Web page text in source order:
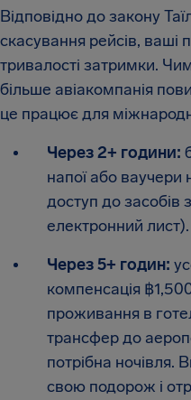
Відповідно до закону
скасування рейсів, ваші
тривалості затримки.
більше авіакомпанія
це працює для
Через 2+ години:
напої або ваучери
доступ до засобів
електронний лист).
Через 5+ годин:
компенсація ฿
проживання в
трансфер до
потрібна ночівля.
свою подорож і